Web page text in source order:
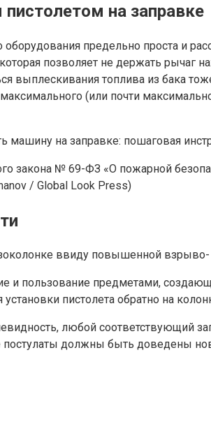
на заправке
оборудования предельно проста и
позволяет не держать рычаг
выплескивания топлива из бака
(или почти
закона № 69-ФЗ «О пожарной
/ Global Look Press)
ввиду повышенной
и пользование предметами,
пистолета обратно на
любой соответствующий
постулаты должны быть доведены